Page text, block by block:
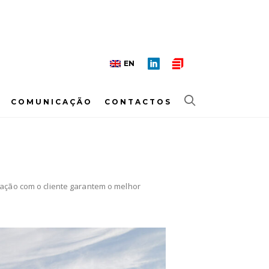
EN
COMUNICAÇÃO CONTACTOS
com o cliente garantem o melhor